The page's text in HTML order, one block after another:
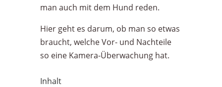
man auch mit dem Hund reden.
Hier geht es darum, ob man so etwas
braucht, welche Vor- und Nachteile
so eine Kamera-Überwachung hat.
Inhalt